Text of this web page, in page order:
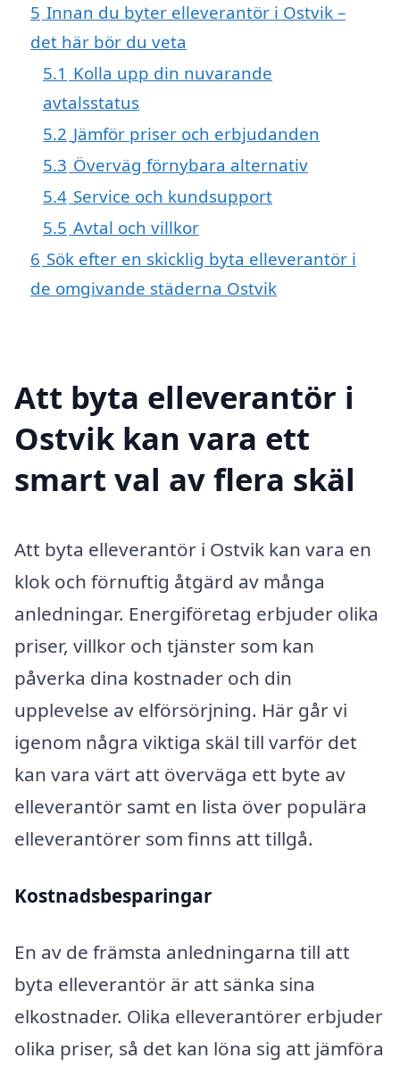
5 Innan du byter elleverantör i Ostvik –
det här bör du veta
5.1 Kolla upp din nuvarande
avtalsstatus
5.2 Jämför priser och erbjudanden
5.3 Överväg förnybara alternativ
5.4 Service och kundsupport
5.5 Avtal och villkor
6 Sök efter en skicklig byta elleverantör i
de omgivande städerna Ostvik
Att byta elleverantör i
Ostvik kan vara ett
smart val av flera skäl
Att byta elleverantör i Ostvik kan vara en
klok och förnuftig åtgärd av många
anledningar. Energiföretag erbjuder olika
priser, villkor och tjänster som kan
påverka dina kostnader och din
upplevelse av elförsörjning. Här går vi
igenom några viktiga skäl till varför det
kan vara värt att överväga ett byte av
elleverantör samt en lista över populära
elleverantörer som finns att tillgå.
Kostnadsbesparingar
En av de främsta anledningarna till att
byta elleverantör är att sänka sina
elkostnader. Olika elleverantörer erbjuder
olika priser, så det kan löna sig att jämföra